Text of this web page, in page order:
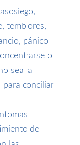
temblores,
pánico
o
sea la
para conciliar
de